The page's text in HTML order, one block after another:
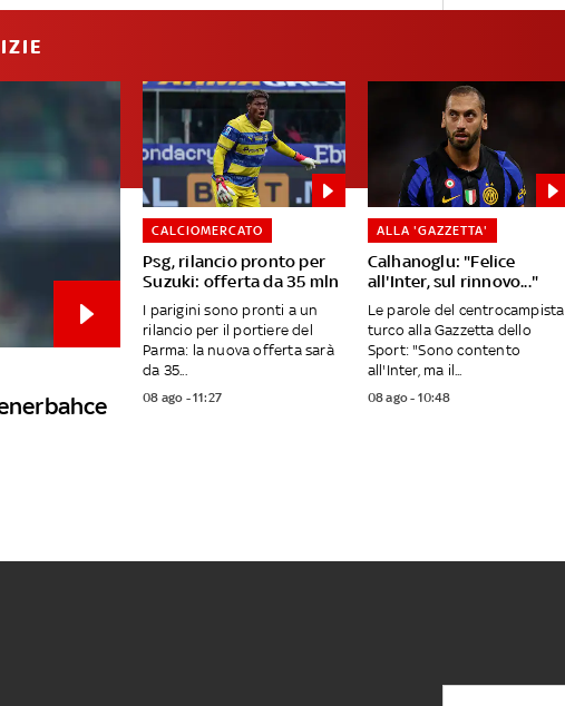
Psg, rilancio pronto per
Suzuki: offerta da 35 mln
CALCIOMERCATO
I parigini sono pronti a un
rilancio per il portiere del
Parma: la nuova offerta sarà
da 35...
08 ago - 11:27
Calhanoglu: "Felice
all'Inter, sul rinnovo..."
ALLA 'GAZZETTA'
Le parole del centrocampista
turco alla Gazzetta dello
Sport: "Sono contento
all'Inter, ma il...
08 ago - 10:48